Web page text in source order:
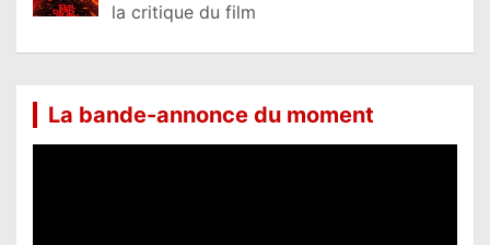
la critique du film
La bande-annonce du moment